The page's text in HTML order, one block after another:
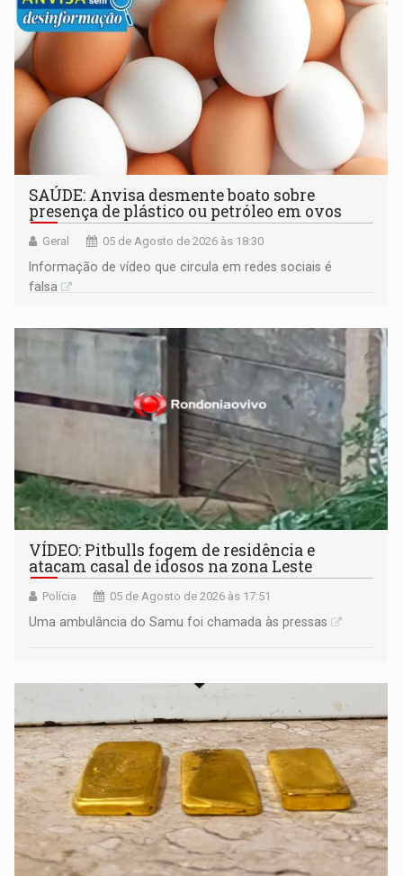
SAÚDE: Anvisa desmente boato sobre
presença de plástico ou petróleo em ovos
Geral 05 de Agosto de 2026 às 18:30
Informação de vídeo que circula em redes sociais é
falsa
VÍDEO: Pitbulls fogem de residência e
atacam casal de idosos na zona Leste
Polícia 05 de Agosto de 2026 às 17:51
Uma ambulância do Samu foi chamada às pressas